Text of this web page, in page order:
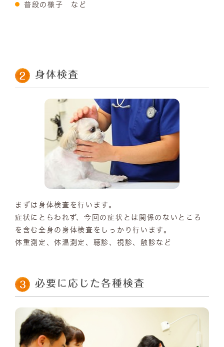
普段の様子 など
身体検査
まずは身体検査を行います。
症状にとらわれず、今回の症状とは関係のないところ
を含む全身の身体検査をしっかり行います。
体重測定、体温測定、聴診、視診、触診など
必要に応じた各種検査